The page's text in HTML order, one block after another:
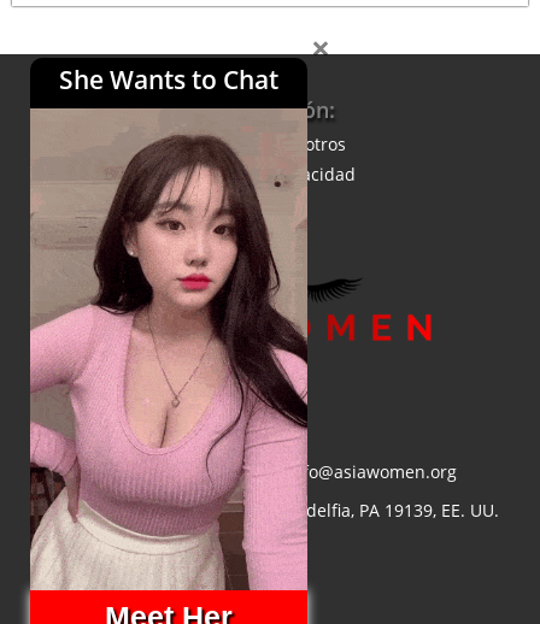
Información:
Acerca de nosotros
Política de privacidad
Correo electrónico: info@asiawomen.org
Dirección: 4548 Market St, Filadelfia, PA 19139, EE. UU.
She Wants to Chat
Meet Her
×